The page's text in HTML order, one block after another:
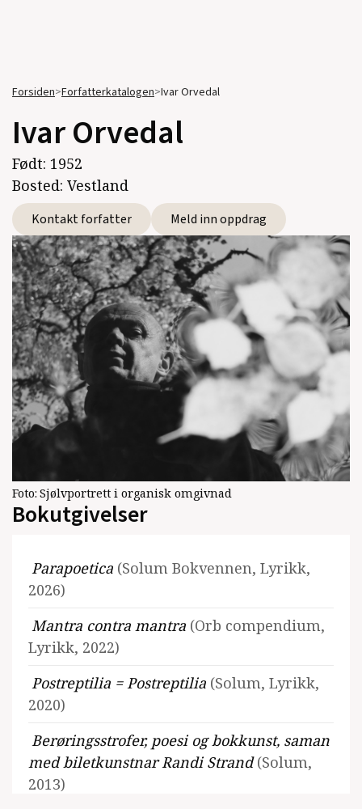
Forsiden>Forfatterkatalogen>Ivar Orvedal
Ivar Orvedal
Født: 1952
Bosted: Vestland
Kontakt forfatter Meld inn oppdrag
Foto: Sjølvportrett i organisk omgivnad
Bokutgivelser
Parapoetica (Solum Bokvennen, Lyrikk,
2026)
Mantra contra mantra (Orb compendium,
Lyrikk, 2022)
Postreptilia = Postreptilia (Solum, Lyrikk,
2020)
Berøringsstrofer, poesi og bokkunst, saman
med biletkunstnar Randi Strand(Solum,
2013)